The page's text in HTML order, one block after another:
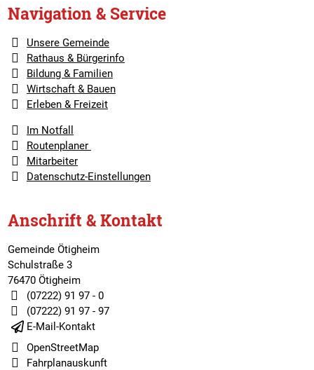
Navigation & Service
Unsere Gemeinde
Rathaus & Bürgerinfo
Bildung & Familien
Wirtschaft & Bauen
Erleben & Freizeit
Im Notfall
Routenplaner
Mitarbeiter
Datenschutz-Einstellungen
Anschrift & Kontakt
Gemeinde Ötigheim
Schulstraße 3
76470 Ötigheim
(07222) 91 97 - 0
(07222) 91 97 - 97
E-Mail-Kontakt
OpenStreetMap
Fahrplanauskunft